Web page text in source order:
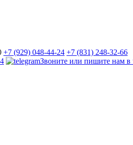
+7 (929) 048-44-24 +7 (831) 248-32-66
Звоните или пишите нам в